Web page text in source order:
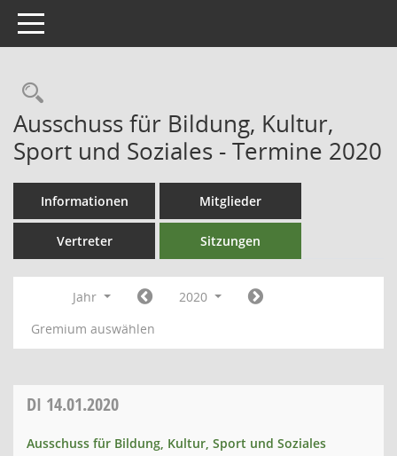
Toggle navigation
Ausschuss für Bildung, Kultur,
Sport und Soziales - Termine 2020
Informationen Mitglieder
Vertreter Sitzungen
Jahr
2020
Gremium auswählen
DI 14.01.2020
Ausschuss für Bildung, Kultur, Sport und Soziales